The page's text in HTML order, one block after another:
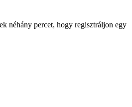
néhány percet, hogy regisztráljon egy